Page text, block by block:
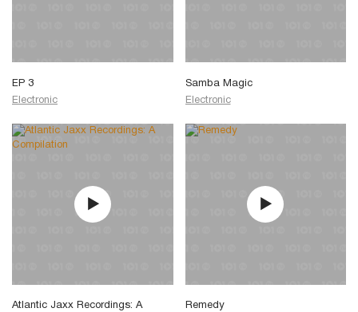
EP 3
Electronic
Samba Magic
Electronic
Atlantic Jaxx Recordings: A
Remedy